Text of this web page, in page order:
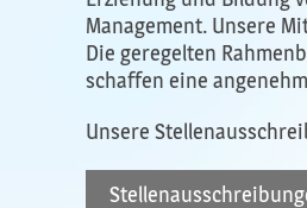
Management. Unsere
Die geregelten
schaffen eine
Unsere